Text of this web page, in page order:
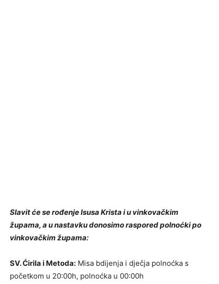
Slavit će se rođenje Isusa Krista i u vinkovačkim
župama, a u nastavku donosimo raspored polnoćki po
vinkovačkim župama:
SV. Ćirila i Metoda: Misa bdijenja i dječja polnoćka s
početkom u 20:00h, polnoćka u 00:00h